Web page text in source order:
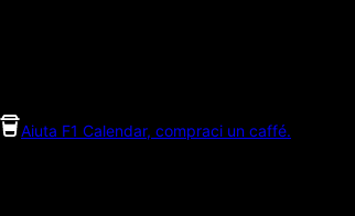
Aiuta F1 Calendar, compraci un caffé.